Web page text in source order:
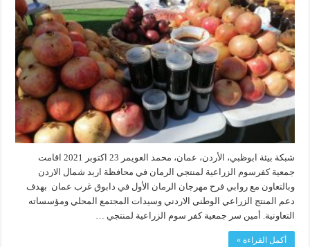
شبكة بيئة ابوظبي، الأردن، عمان، محمد العويمر 23 اكتوبر 2021 اقامت
جمعية كفرسوم الزراعية لمنتجي الرمان في محافظة اربد شمال الاردن
وبالتعاون مع روابي فرح مهرجان الرمان الأول في دابوق غرب عمان بهدف
دعم المنتج الزراعي الوطني الاردني وسيدات المجتمع المحلي ومؤسساته
التعاونية. أمين سر جمعية كفر سوم الزراعية لمنتجي …
أكمل القراءة »